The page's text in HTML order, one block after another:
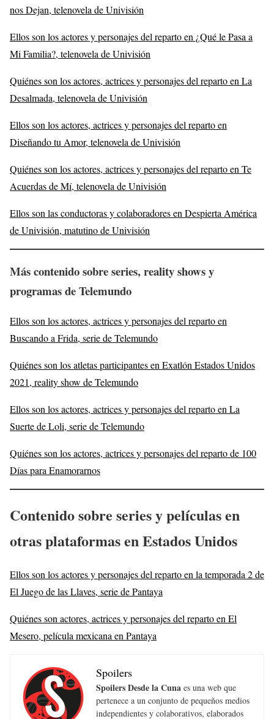
nos Dejan, telenovela de Univisión
Ellos son los actores y personajes del reparto en ¿Qué le Pasa a
Mi Familia?, telenovela de Univisión
Quiénes son los actores, actrices y personajes del reparto en La
Desalmada, telenovela de Univisión
Ellos son los actores, actrices y personajes del reparto en
Diseñando tu Amor, telenovela de Univisión
Quiénes son los actores, actrices y personajes del reparto en Te
Acuerdas de Mí, telenovela de Univisión
Ellos son las conductoras y colaboradores en Despierta América
de Univisión, matutino de Univisión
Más contenido sobre series, reality shows y
programas de Telemundo
Ellos son los actores, actrices y personajes del reparto en
Buscando a Frida, serie de Telemundo
Quiénes son los atletas participantes en Exatlón Estados Unidos
2021, reality show de Telemundo
Ellos son los actores, actrices y personajes del reparto en La
Suerte de Loli, serie de Telemundo
Quiénes son los actores, actrices y personajes del reparto de 100
Días para Enamorarnos
Contenido sobre series y películas en
otras plataformas en Estados Unidos
Ellos son los actores y personajes del reparto en la temporada 2 de
El Juego de las Llaves, serie de Pantaya
Quiénes son actores, actrices y personajes del reparto en El
Mesero, película mexicana en Pantaya
Spoilers
Spoilers Desde la Cuna es una web que
pertenece a un conjunto de pequeños medios
independientes y colaborativos, elaborados